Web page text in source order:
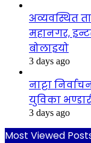
अव्यवस्थित
महानगर,
बोलाइयो
3 days ago
नाट्टा
युविका
3 days ago
Most Viewed